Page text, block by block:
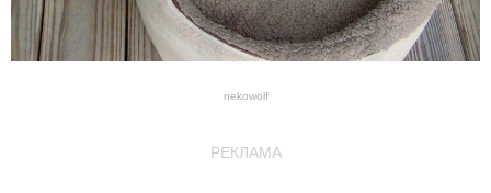
nekowolf
РЕКЛАМА